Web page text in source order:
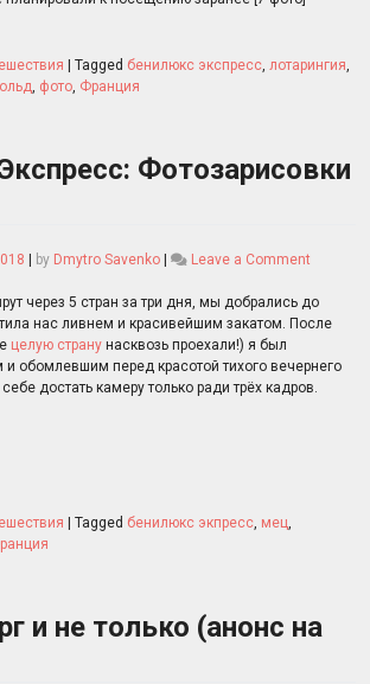
Tagged бенилюкс экспресс, лотарингия,
, фото, Франция
Фотозарисовки
by Dmytro Savenko Leave a Comment
через 5 стран за три дня, мы добрались до
нас ливнем и красивейшим закатом. После
целую страну насквозь проехали!) я был
и обомлевшим перед красотой тихого вечернего
достать камеру только ради трёх кадров.
Tagged бенилюкс экпресс, мец,
и не только (анонс на